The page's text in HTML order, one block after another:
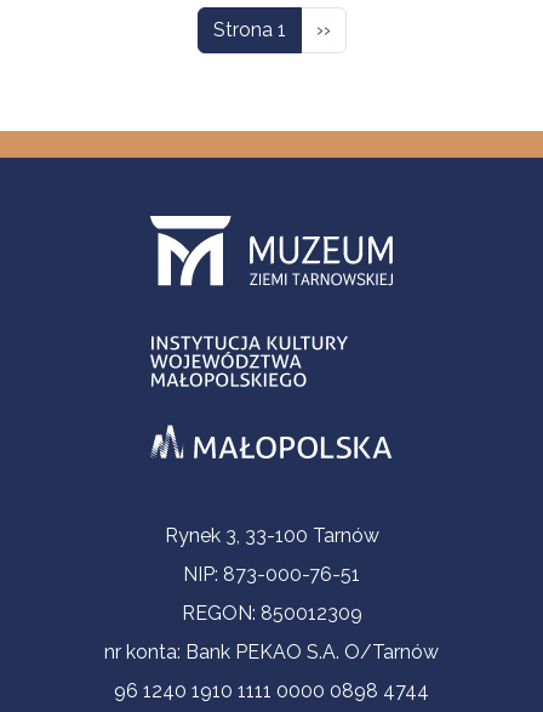
Strona 1 Następna strona
››
Informacje kontaktoweRynek 3, 33-100 Tarnów
NIP: 873-000-76-51
REGON: 850012309
nr konta: Bank PEKAO S.A. O/Tarnów
96 1240 1910 1111 0000 0898 4744